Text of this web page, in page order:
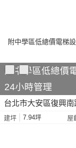
附中學區低總價
24小時管理
台北市大安區復興
建坪 7.94坪 屋